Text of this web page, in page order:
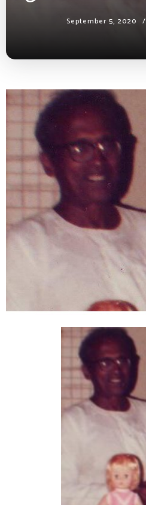
September 5, 2020